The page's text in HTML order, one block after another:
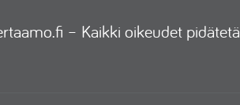
– Kaikki oikeudet